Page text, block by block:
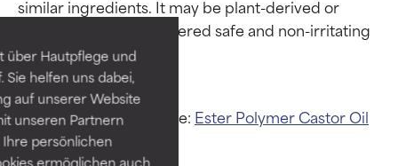
über Hautpflege und
helfen uns dabei,
auf unserer Website
unseren Partnern
persönlichen
ermöglichen auch
similar ingredients. It may be plant-derived or
synthetic and is considered safe and non-irritating
Verwandte Inhaltsstoffe: EsterPolymerCastor Oil
Polyglycerin-6
SEHR GUT
Erwiesen und durch
unabhängige Studien belegt.
Hervorragender Wirkstoff für
die meisten Hauttypen und -
probleme.
SEHR GUT
Erwiesen und durch
unabhängige Studien belegt.
Hervorragender Wirkstoff für
die meisten Hauttypen und -
probleme.